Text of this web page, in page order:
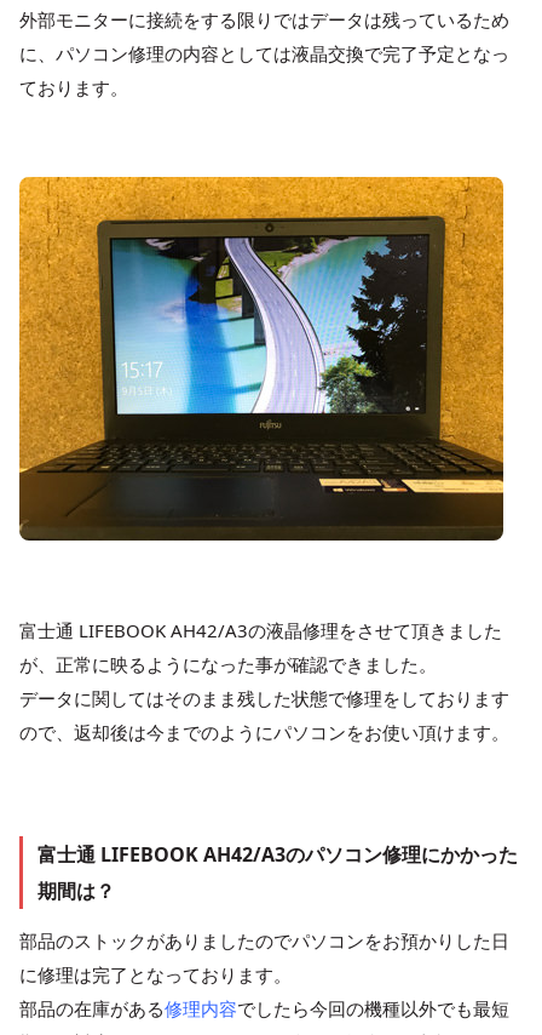
外部モニターに接続をする限りではデータは残っているため
に、パソコン修理の内容としては液晶交換で完了予定となっ
ております。
富士通 LIFEBOOK AH42/A3の液晶修理をさせて頂きました
が、正常に映るようになった事が確認できました。
データに関してはそのまま残した状態で修理をしております
ので、返却後は今までのようにパソコンをお使い頂けます。
富士通 LIFEBOOK AH42/A3のパソコン修理にかかった
期間は？
部品のストックがありましたのでパソコンをお預かりした日
に修理は完了となっております。
部品の在庫がある修理内容でしたら今回の機種以外でも最短